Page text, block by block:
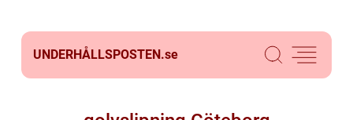
UNDERHÅLLSPOSTEN.se